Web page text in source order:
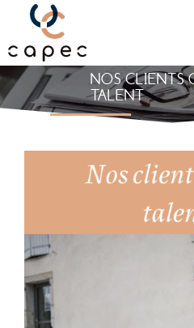
Panneau de gestion des
NOS CLIENTS
TALENT